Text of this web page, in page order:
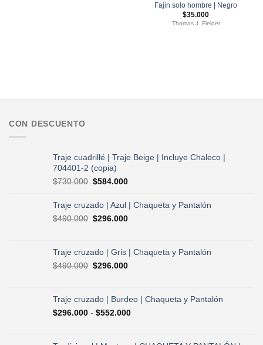
Fajin solo hombre | Negro
$35.000
Thomas J. Fielder
CON DESCUENTO
Traje cuadrillé | Traje Beige | Incluye Chaleco |
704401-2 (copia)
$730.000 El
original
era:
$730.000.
$584.000El
actual
es:
Traje cruzado | Azul | Chaqueta y Pantalón
$490.000 El
era:
$490.000.
$296.000El
es:
Traje cruzado | Gris | Chaqueta y Pantalón
$490.000 El
era:
$490.000.
$296.000El
es:
Traje cruzado | Burdeo | Chaqueta y Pantalón
$296.000 - $552.000Rango